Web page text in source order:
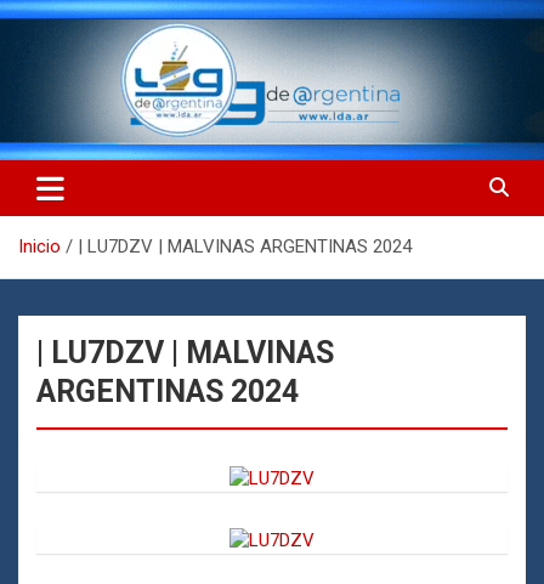
Saltar
LdA (Log de Argentina)
LdA (Log de Argentina)
Inicio | LU7DZV | MALVINAS ARGENTINAS 2024
| LU7DZV | MALVINAS
ARGENTINAS 2024